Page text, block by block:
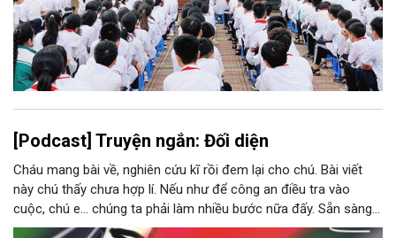
[Podcast] Truyện ngắn: Đối diện
Cháu mang bài về, nghiên cứu kĩ rồi đem lại cho chú. Bài viết
này chú thấy chưa hợp lí. Nếu như để công an điều tra vào
cuộc, chú e… chúng ta phải làm nhiều bước nữa đấy. Sẵn sàng
thì tiếp tục nhé! Chú Minh cầm tập bài viết đưa lại cho Thy. Cô